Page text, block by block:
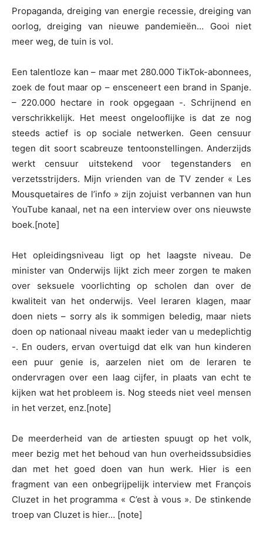
Propaganda, dreiging van energie recessie, dreiging van
oorlog, dreiging van nieuwe pandemieën… Gooi niet
meer weg, de tuin is vol.
Een talentloze kan – maar met 280.000 TikTok-abonnees,
zoek de fout maar op – ensceneert een brand in Spanje.
– 220.000 hectare in rook opgegaan -. Schrijnend en
verschrikkelijk. Het meest ongelooflijke is dat ze nog
steeds actief is op sociale netwerken. Geen censuur
tegen dit soort scabreuze tentoonstellingen. Anderzijds
werkt censuur uitstekend voor tegenstanders en
verzetsstrijders. Mijn vrienden van de TV zender « Les
Mousquetaires de l’info » zijn zojuist verbannen van hun
YouTube kanaal, net na een interview over ons nieuwste
boek.[note]
Het opleidingsniveau ligt op het laagste niveau. De
minister van Onderwijs lijkt zich meer zorgen te maken
over seksuele voorlichting op scholen dan over de
kwaliteit van het onderwijs. Veel leraren klagen, maar
doen niets – sorry als ik sommigen beledig, maar niets
doen op nationaal niveau maakt ieder van u medeplichtig
-. En ouders, ervan overtuigd dat elk van hun kinderen
een puur genie is, aarzelen niet om de leraren te
ondervragen over een laag cijfer, in plaats van echt te
kijken wat het probleem is. Nog steeds niet veel mensen
in het verzet, enz.[note]
De meerderheid van de artiesten spuugt op het volk,
meer bezig met het behoud van hun overheidssubsidies
dan met het goed doen van hun werk. Hier is een
fragment van een onbegrijpelijk interview met François
Cluzet in het programma « C’est à vous ». De stinkende
troep van Cluzet is hier… [note]